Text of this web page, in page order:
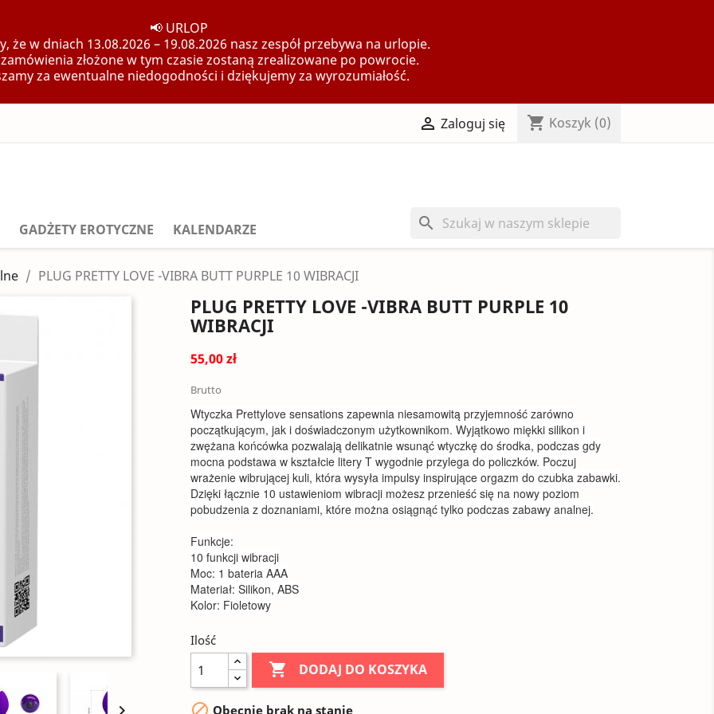
📢 URLOP
że w dniach 13.08.2026 – 19.08.2026 nasz zespół przebywa na urlopie.
złożone w tym czasie zostaną zrealizowane po powrocie.
za ewentualne niedogodności i dziękujemy za wyrozumiałość.
 Zaloguj się shopping_cart Koszyk (0)
GADŻETY EROTYCZNE KALENDARZE search
PLUG PRETTY LOVE -VIBRA BUTT PURPLE 10 WIBRACJI
PLUG PRETTY LOVE -VIBRA BUTT PURPLE 10
WIBRACJI
55,00 zł
Brutto
Wtyczka Prettylove sensations zapewnia niesamowitą przyjemność zarówno
początkującym, jak i doświadczonym użytkownikom. Wyjątkowo miękki silikon i
zwężana końcówka pozwalają delikatnie wsunąć wtyczkę do środka, podczas gdy
mocna podstawa w kształcie litery T wygodnie przylega do policzków. Poczuj
wrażenie wibrującej kuli, która wysyła impulsy inspirujące orgazm do czubka zabawki.
Dzięki łącznie 10 ustawieniom wibracji możesz przenieść się na nowy poziom
pobudzenia z doznaniami, które można osiągnąć tylko podczas zabawy analnej.
Funkcje:
10 funkcji wibracji
Moc: 1 bateria AAA
Materiał: Silikon, ABS
Kolor: Fioletowy
Ilość
 DODAJ DO KOSZYKA
 Obecnie brak na stanie